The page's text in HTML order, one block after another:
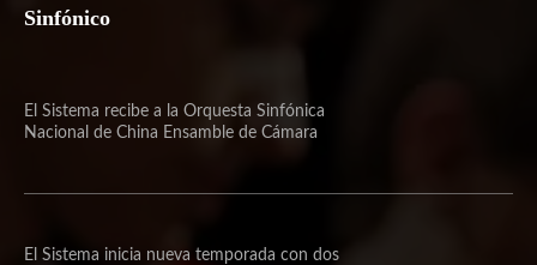
Sinfónico
El Sistema recibe a la Orquesta Sinfónica
Nacional de China Ensamble de Cámara
El Sistema inicia nueva temporada con dos